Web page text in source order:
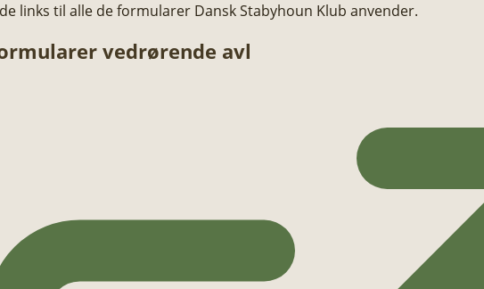
links til alle de formularer Dansk Stabyhoun Klub anvender.
vedrørende avl